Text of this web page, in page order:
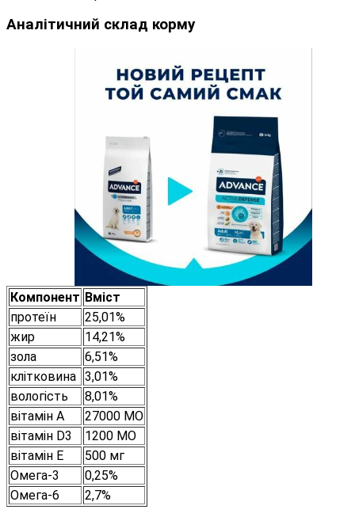
Аналітичний склад корму
Компонент Вміст
протеїн
25,01%
жир
14,21%
зола
6,51%
клітковина 3,01%
вологість
8,01%
вітамін А
27000 МО
вітамін D3
1200 МО
вітамін E
500 мг
Омега-3
0,25%
Омега-6
2,7%